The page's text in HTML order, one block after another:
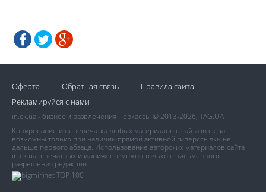
Оферта Обратная связь
Правила сайта
Рекламируйся с нами
in.ck.ua - бизнес и развлечения Черкассы © 2013-2026, TAG.UA
Копирование и перепечатка любых материалов с сайта in.ck.ua
возможны только при наличии прямой активной гиперссылки не
дальше первого абзаца. Использование авторских материалов сайта
in.ck.ua в печатных изданиях возможно только с письменного
разрешения редакции.